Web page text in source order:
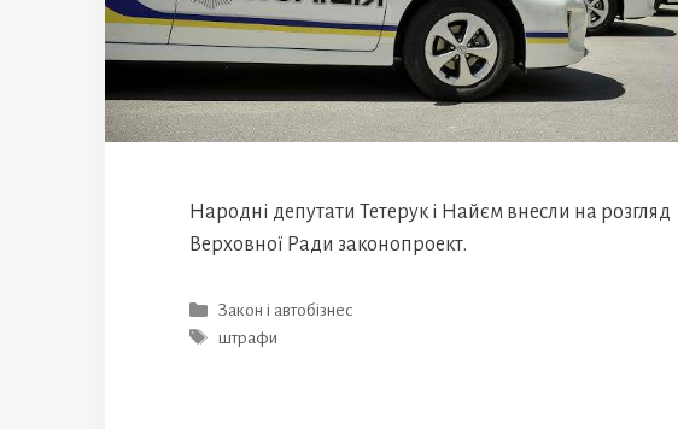
Народні депутати Тетерук і Найєм внесли на розгляд
Верховної Ради законопроект.
Категорії
Закон і автобізнес
Позначки
штрафи